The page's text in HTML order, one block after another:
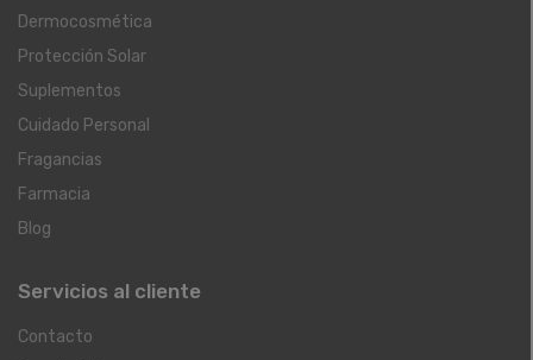
Dermocosmética
Protección Solar
Suplementos
Cuidado Personal
Fragancias
Farmacia
Blog
Servicios al cliente
Contacto